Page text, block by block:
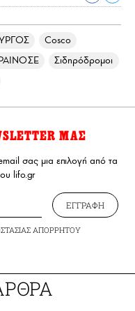
Cosco
Σιδηρόδρομοι
ΜΑΣ
σας μια επιλογή από τα
lifo.gr
ΕΓΓΡΑΦΗ
ΑΠΟΡΡΗΤΟΥ